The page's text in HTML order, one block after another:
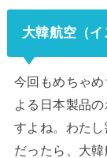
大韓航空（
今回もめちゃ
よる日本製品
すよね。わた
だったら、大